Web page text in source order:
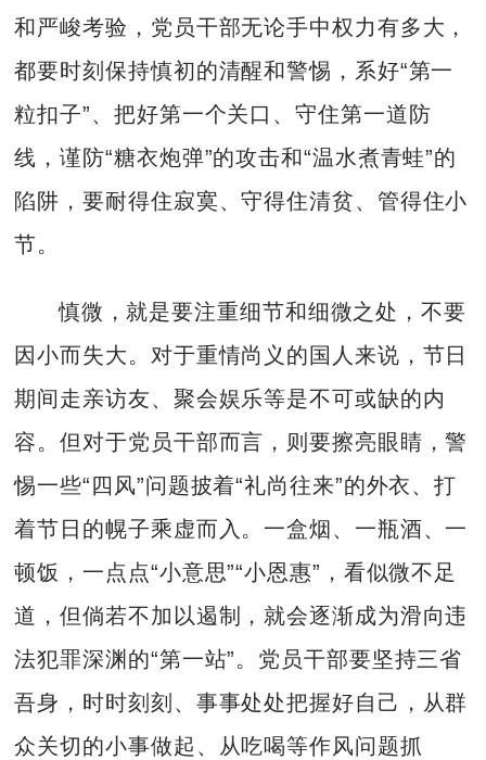
和严峻考验，党员干部无论手中权力有多大，
都要时刻保持慎初的清醒和警惕，系好“第一
粒扣子”、把好第一个关口、守住第一道防
线，谨防“糖衣炮弹”的攻击和“温水煮青蛙”的
陷阱，要耐得住寂寞、守得住清贫、管得住小
节。
慎微，就是要注重细节和细微之处，不要
因小而失大。对于重情尚义的国人来说，节日
期间走亲访友、聚会娱乐等是不可或缺的内
容。但对于党员干部而言，则要擦亮眼睛，警
惕一些“四风”问题披着“礼尚往来”的外衣、打
着节日的幌子乘虚而入。一盒烟、一瓶酒、一
顿饭，一点点“小意思”“小恩惠”，看似微不足
道，但倘若不加以遏制，就会逐渐成为滑向违
法犯罪深渊的“第一站”。党员干部要坚持三省
吾身，时时刻刻、事事处处把握好自己，从群
众关切的小事做起、从吃喝等作风问题抓